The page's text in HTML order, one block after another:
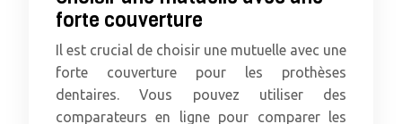
forte couverture
Il est crucial de choisir une mutuelle avec une
forte couverture pour les prothèses
dentaires. Vous pouvez utiliser des
comparateurs en ligne pour comparer les